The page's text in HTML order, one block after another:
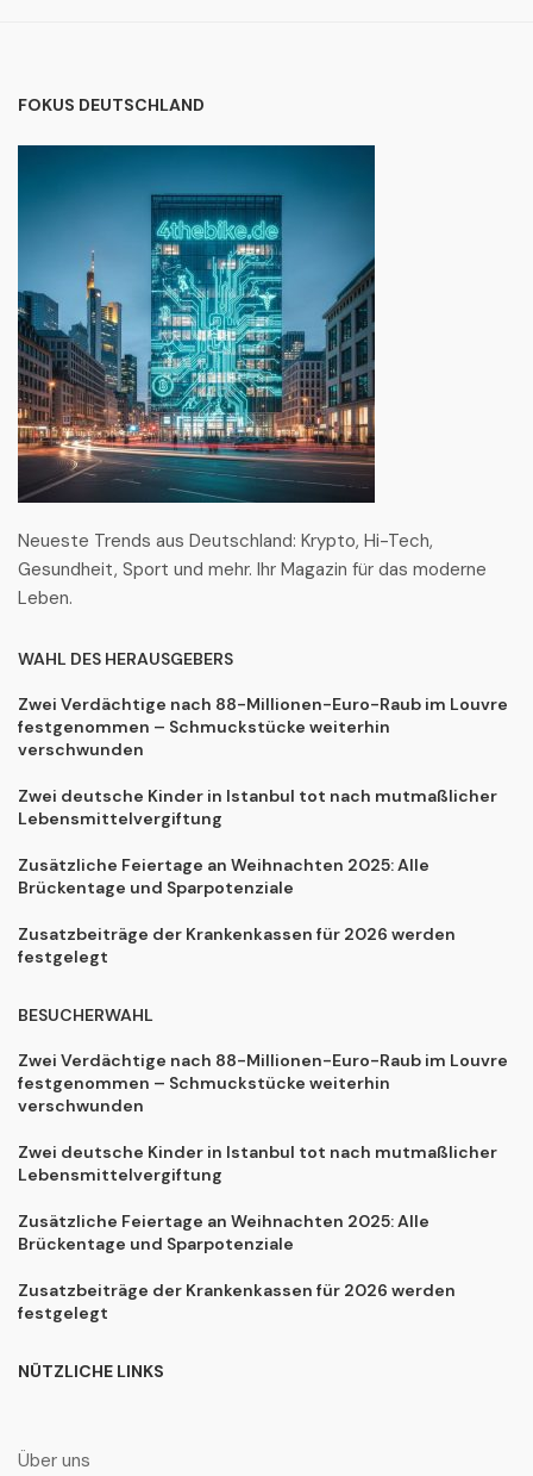
FOKUS DEUTSCHLAND
Neueste Trends aus Deutschland: Krypto, Hi-Tech,
Gesundheit, Sport und mehr. Ihr Magazin für das moderne
Leben.
WAHL DES HERAUSGEBERS
Zwei Verdächtige nach 88-Millionen-Euro-Raub im Louvre
festgenommen – Schmuckstücke weiterhin
verschwunden
Zwei deutsche Kinder in Istanbul tot nach mutmaßlicher
Lebensmittelvergiftung
Zusätzliche Feiertage an Weihnachten 2025: Alle
Brückentage und Sparpotenziale
Zusatzbeiträge der Krankenkassen für 2026 werden
festgelegt
BESUCHERWAHL
Zwei Verdächtige nach 88-Millionen-Euro-Raub im Louvre
festgenommen – Schmuckstücke weiterhin
verschwunden
Zwei deutsche Kinder in Istanbul tot nach mutmaßlicher
Lebensmittelvergiftung
Zusätzliche Feiertage an Weihnachten 2025: Alle
Brückentage und Sparpotenziale
Zusatzbeiträge der Krankenkassen für 2026 werden
festgelegt
NÜTZLICHE LINKS
Über uns